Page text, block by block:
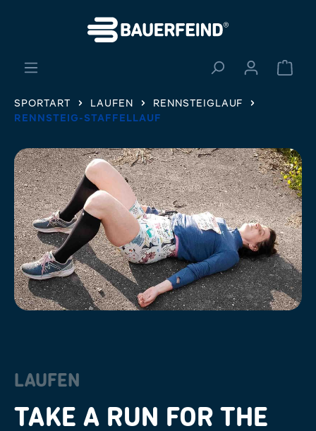
SPORTART LAUFEN
RENNSTEIGLAUF
RENNSTEIG-STAFFELLAUF
LAUFEN
TAKE A RUN FOR THE